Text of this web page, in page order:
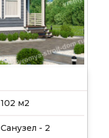
102 м2
Санузел - 2